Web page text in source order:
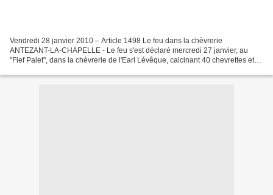
Vendredi 28 janvier 2010 – Article 1498 Le feu dans la chèvrerie
ANTEZANT-LA-CHAPELLE - Le feu s'est déclaré mercredi 27 janvier, au
"Fief Palet", dans la chèvrerie de l'Earl Lévêque, calcinant 40 chevrettes et